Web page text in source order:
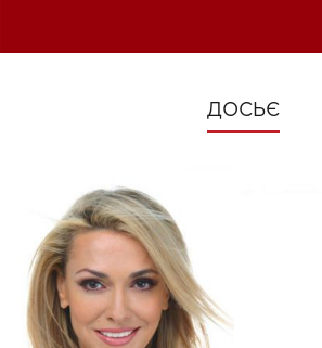
ДОСЬЄ